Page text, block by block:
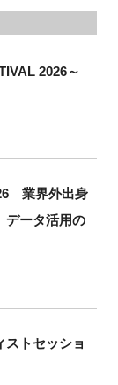
2026～
業界外出身
ータ活用の
ストセッショ